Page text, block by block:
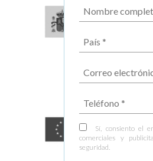
Sí, consiento el
comerciales y
seguridad.